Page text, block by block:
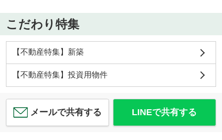
こだわり特集
【不動産特集】新築
【不動産特集】投資用物件
メールで共有する LINEで共有する